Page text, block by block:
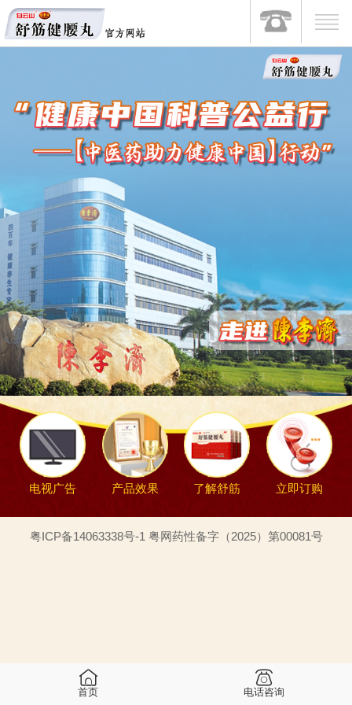
电视广告 产品效果 了解舒筋 立即订购
粤ICP备14063338号-1 粤网药性备字（2025）第00081号
首页 电话咨询